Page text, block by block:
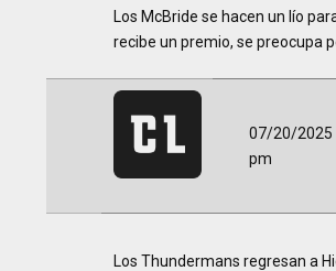
Los McBride se hacen un lío
recibe un premio, se preocupa
07/20/2025
pm
Los Thundermans regresan a